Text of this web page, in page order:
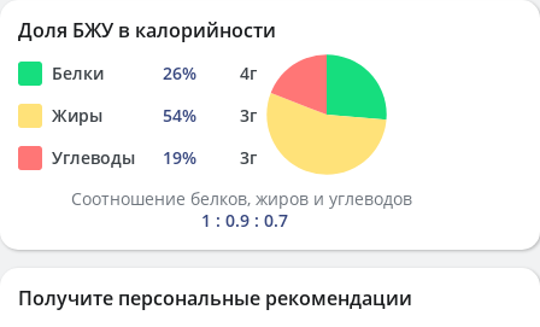
Доля БЖУ в калорийности
Белки 26% 4г
Жиры
54% 3г
Углеводы
19% 3г
Соотношение белков, жиров и углеводов
1 : 0.9 : 0.7
Получите персональные рекомендации